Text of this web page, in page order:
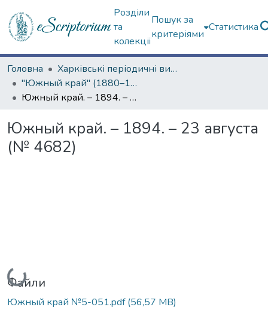
Розділи
та
колекції
Пошук за
критеріями
Статистика
Головна
Харківські періодичні видання
"Южный край" (1880–1919 гг.)
Южный край. – 1894. – 23 августа (№ 4682)
Южный край. – 1894. – 23 августа
(№ 4682)
Вантажиться...
Файли
Южный край №5-051.pdf(56,57 MB)